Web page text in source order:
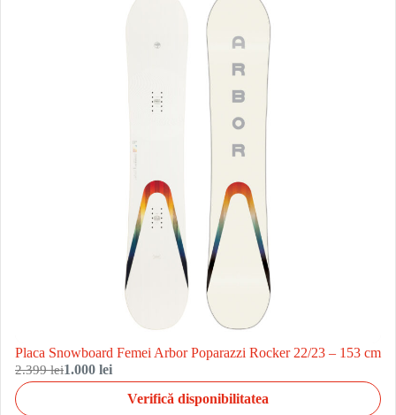
Placa Snowboard Femei Arbor Poparazzi Rocker 22/23 – 153 cm
2.399 lei1.000 lei
Verifică disponibilitatea